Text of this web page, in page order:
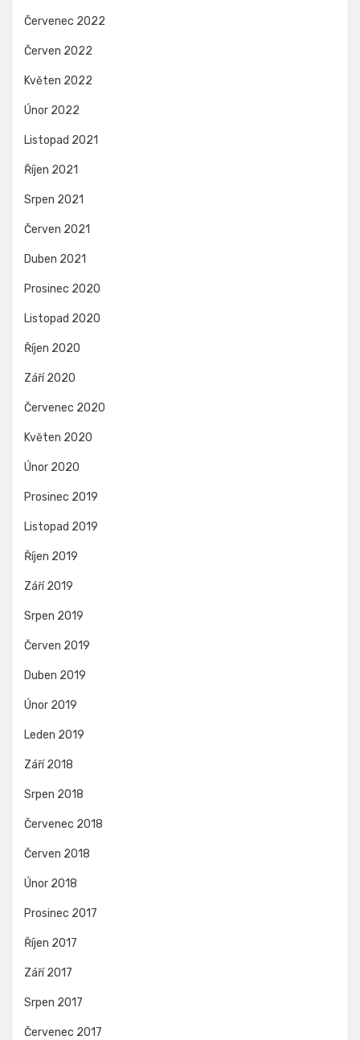
Červenec 2022
Červen 2022
Květen 2022
Únor 2022
Listopad 2021
Říjen 2021
Srpen 2021
Červen 2021
Duben 2021
Prosinec 2020
Listopad 2020
Říjen 2020
Září 2020
Červenec 2020
Květen 2020
Únor 2020
Prosinec 2019
Listopad 2019
Říjen 2019
Září 2019
Srpen 2019
Červen 2019
Duben 2019
Únor 2019
Leden 2019
Září 2018
Srpen 2018
Červenec 2018
Červen 2018
Únor 2018
Prosinec 2017
Říjen 2017
Září 2017
Srpen 2017
Červenec 2017